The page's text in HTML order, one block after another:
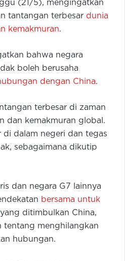
(21/5), mengingatkan
tantangan terbesar dunia
kemakmuran.
bahwa negara
boleh berusaha
dengan China.
terbesar di zaman
dan kemakmuran global.
di dalam negeri dan tegas
sebagaimana dikutip
dan negara G7 lainnya
bersama untuk
yang ditimbulkan China,
tentang menghilangkan
hubungan.